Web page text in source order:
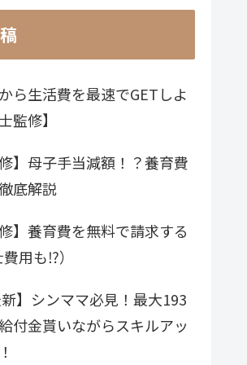
ら生活費を最速でGETしよ
監修】
修】母子手当減額！？養育費
底解説
】養育費を無料で請求する
用も⁉）
新】シンママ必見！最大193
付金貰いながらスキルアッ